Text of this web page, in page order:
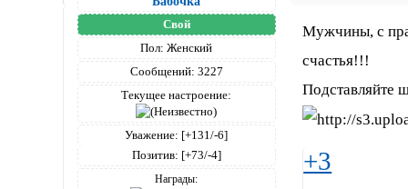
Свой
Пол: Женский
Сообщений: 3227
Текущее настроение:
Уважение: [+131/-6]
Позитив: [+73/-4]
Награды:
Мужчины, с
счастья!!!
Подставляйте
+3